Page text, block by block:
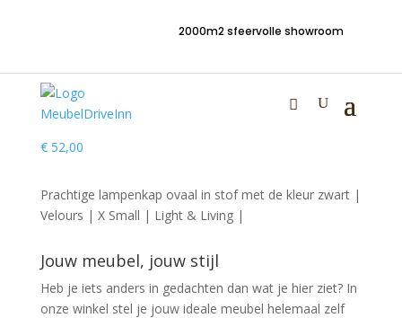
2000m2 sfeervolle showroom
Lampenkap ovaal
zwart
€52,00
Prachtige lampenkap ovaal in stof met de kleur zwart |
Velours | X Small | Light & Living |
Jouw meubel, jouw stijl
Heb je iets anders in gedachten dan wat je hier ziet? In
onze winkel stel je jouw ideale meubel helemaal zelf